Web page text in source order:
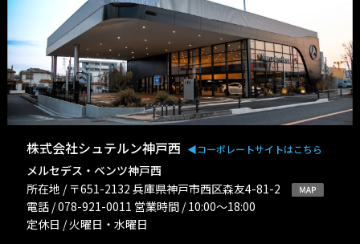
株式会社シュテルン神戸西 ◀︎コーポレートサイトはこちら
メルセデス・ベンツ神戸西
所在地 / 〒651-2132 兵庫県神戸市西区森友4-81-2
電話 / 078-921-0011 営業時間 / 10:00〜18:00
定休日 / 火曜日・水曜日